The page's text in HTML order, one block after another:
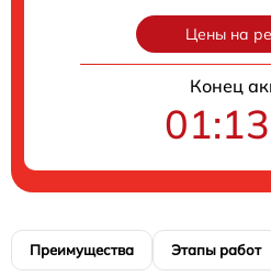
Цены на
Конец
Преимущества Этапы работ